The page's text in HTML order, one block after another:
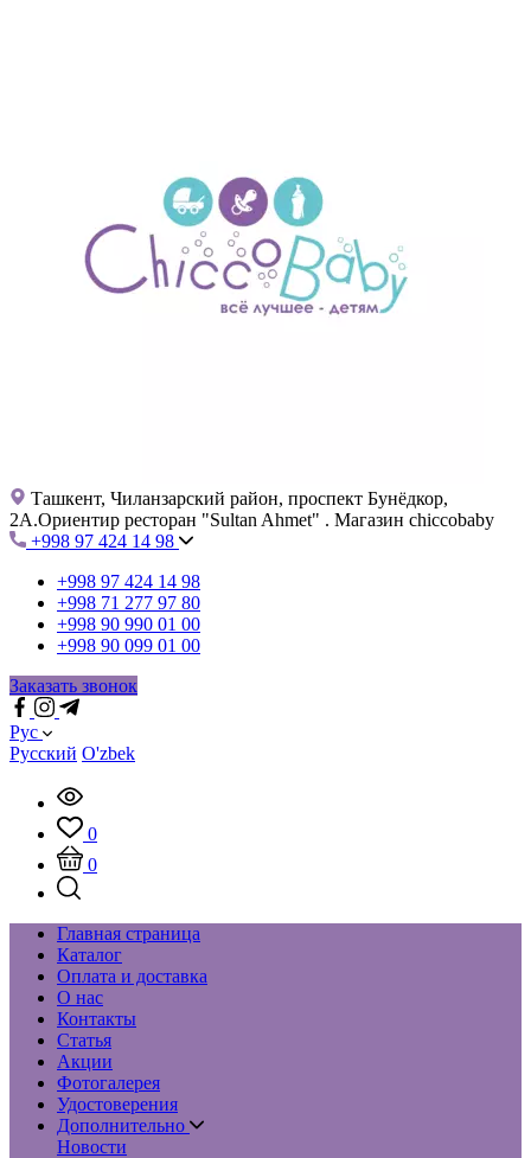
Ташкент, Чиланзарский район, проспект Бунёдкор,
2А.Ориентир ресторан "Sultan Ahmet" . Магазин chiccobaby
+998 97 424 14 98
+998 97 424 14 98
+998 71 277 97 80
+998 90 990 01 00
+998 90 099 01 00
Заказать звонок
Рус
Русский O'zbek
0
0
Главная страница
Каталог
Оплата и доставка
О нас
Контакты
Статья
Акции
Фотогалерея
Удостоверения
Дополнительно
Новости